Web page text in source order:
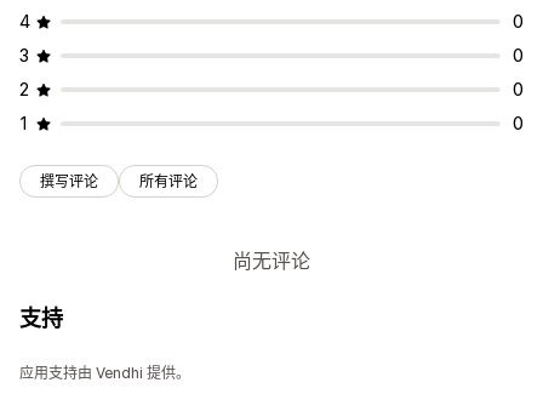
4
0
3
0
2
0
1
0
撰写评论 所有评论
尚无评论
支持
应用支持由 Vendhi 提供。